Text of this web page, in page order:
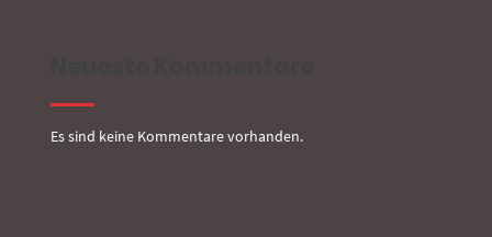
Es sind keine Kommentare vorhanden.